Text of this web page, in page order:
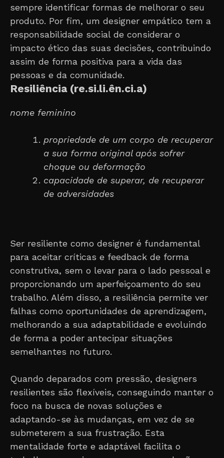
sempre identificar formas de melhorar o seu
produto. Por fim, um designer empático tem a
responsabilidade social de considerar o
impacto ético das suas decisões, contribuindo
assim de forma positiva para a vida das
pessoas e da comunidade.
Resiliência (re.si.li.ên.ci.a)
nome feminino
propriedade de um corpo de recuperar
a sua forma original após sofrer
choque ou deformação
capacidade de superar, de recuperar
de adversidades
Ser resiliente como designer é fundamental
para aceitar críticas e feedback de forma
construtiva, sem o levar para o lado pessoal e
proporcionando um aperfeiçoamento do seu
trabalho. Além disso, a resiliência permite ver
falhas como oportunidades de aprendizagem,
melhorando a sua adaptabilidade e evoluindo
de forma a poder antecipar situações
semelhantes no futuro.
Quando deparados com pressão, designers
resilientes são flexíveis, conseguindo manter o
foco na busca de novas soluções e
adaptando-se às mudanças, em vez de se
submeterem a sua frustração. Esta
mentalidade forte e adaptável facilita o